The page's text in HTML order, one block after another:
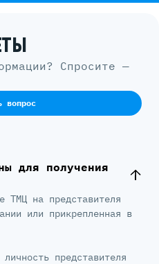
Спросите —
вопрос
для получения
ТМЦ на представителя
или прикрепленная в
представителя